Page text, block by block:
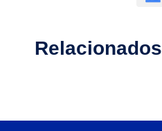
Relacionados